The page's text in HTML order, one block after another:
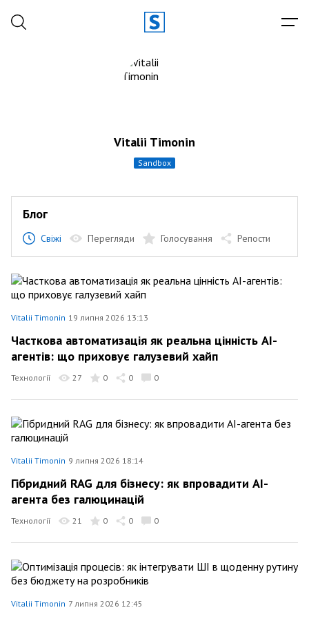
Vitalii Timonin
sandbox
Блог
Свіжі Перегляди Голосування Репости
Vitalii Timonin 19 липня 2026 13:13
Часткова автоматизація як реальна цінність AI-
агентів: що приховує галузевий хайп
Технології 27 0 0 0
Vitalii Timonin 9 липня 2026 18:14
Гібридний RAG для бізнесу: як впровадити AI-
агента без галюцинацій
Технології 21 0 0 0
Vitalii Timonin 7 липня 2026 12:45